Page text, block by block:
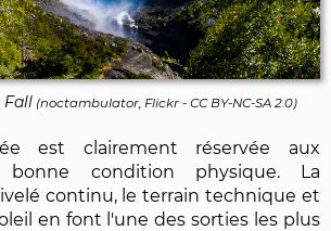
Fall (noctambulator, Flickr - CC BY-NC-SA 2.0)
est clairement réservée aux
bonne condition physique. La
continu, le terrain technique et
en font l'une des sorties les plus